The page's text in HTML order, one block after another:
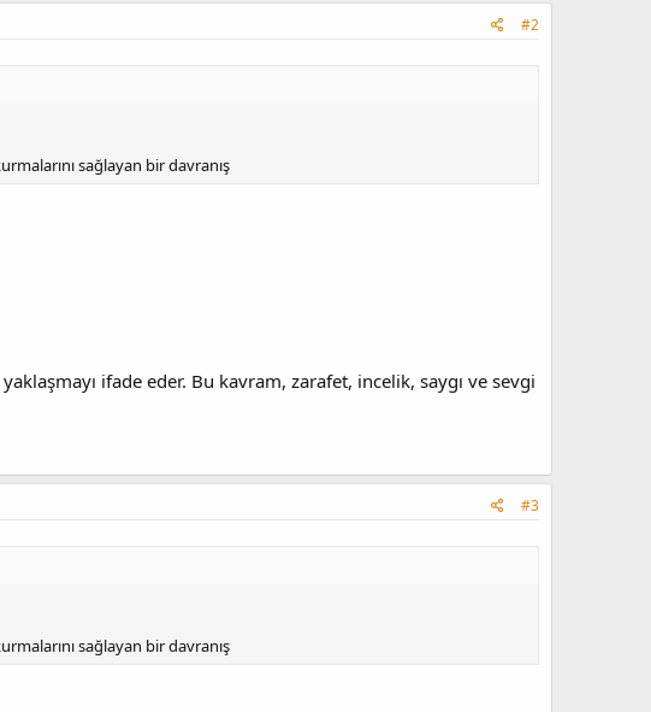
#2
sağlayan bir davranış
ifade eder. Bu kavram, zarafet, incelik, saygı ve sevgi
#3
sağlayan bir davranış